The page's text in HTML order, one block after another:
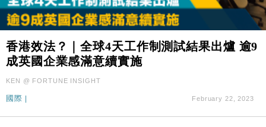
12:44
財經｜日本春季三度入市撐日圓 4月單日斥6.28萬億
日圓干預創新高
11:12
國際｜特朗普料美伊戰事快結束 承認部分彈藥庫存緊
張
司
18:31
財經｜華僑銀行上半年淨利創新高 中期息增15%至
香港效法？｜全球4天工作制測試結果出爐 逾9
成英國企業感滿意續實施
KEN @ FORTUNE INSIGHT
國際 February 22, 2023